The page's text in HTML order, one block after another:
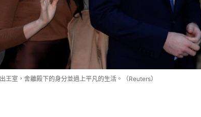
王室，舍離殿下的身分並過上平凡的生活。（Reuters）